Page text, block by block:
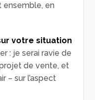
ensemble, en
votre situation
: je serai ravie de
de vente, et
– sur l’aspect